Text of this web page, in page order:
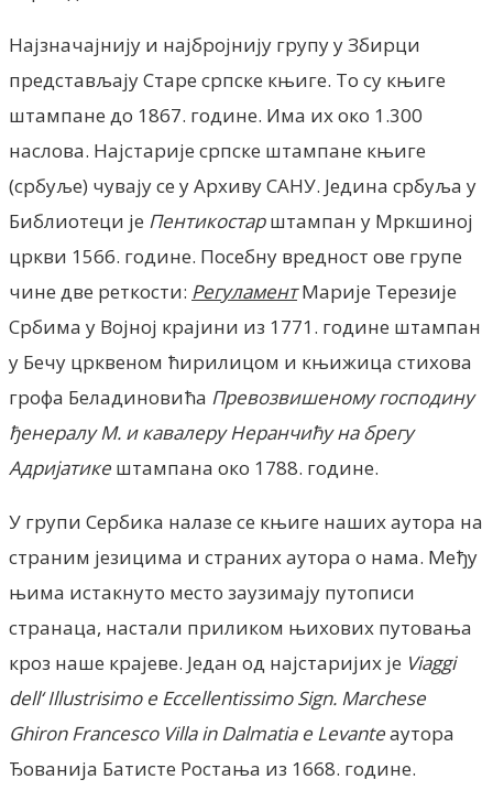
Најзначајнију и најбројнију групу у Збирци
представљају Старе српске књиге. То су књиге
штампане до 1867. године. Има их око 1.300
наслова. Најстарије српске штампане књиге
(србуље) чувају се у Архиву САНУ. Једина србуља у
Библиотеци је Пентикостарштампан у Мркшиној
цркви 1566. године. Посебну вредност ове групе
чине две реткости: РегуламентМарије Терезије
Србима у Војној крајини из 1771. године штампан
у Бечу црквеном ћирилицом и књижица стихова
грофа Беладиновића Превозвишеному господину
ђенералу М. и кавалеру Неранчићу на брегу
Адријатике штампана око 1788. године.
У групи Сербика налазе се књиге наших аутора на
страним језицима и страних аутора о нама. Међу
њима истакнуто место заузимају путописи
странаца, настали приликом њихових путовања
кроз наше крајеве. Један од најстаријих је Viaggi
dell‘Illustrisimo e Eccellentissimo Sign. Marchese
Ghiron Francesco Villa in Dalmatia e Levanteаутора
Ђованија Батисте Ростања из 1668. године.